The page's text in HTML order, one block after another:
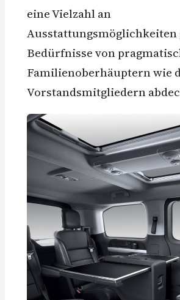
eine Vielzahl an
Ausstattungsmöglichkeiten
Bedürfnisse von
Familienoberhäuptern wie
Vorstandsmitgliedern